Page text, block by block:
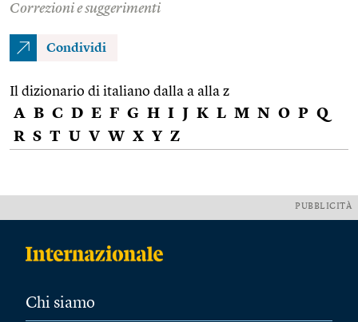
Correzioni e suggerimenti
Condividi
Il dizionario di italiano dalla a alla z
A B C D E F G H I J K L M N O P Q
R S T U V W X Y Z
PUBBLICITÀ
Chi siamo